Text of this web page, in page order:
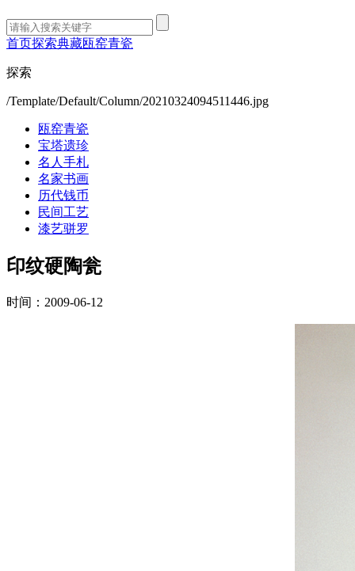
首页探索典藏瓯窑青瓷
探索
/Template/Default/Column/20210324094511446.jpg
瓯窑青瓷
宝塔遗珍
名人手札
名家书画
历代钱币
民间工艺
漆艺骈罗
印纹硬陶瓮
时间：2009-06-12